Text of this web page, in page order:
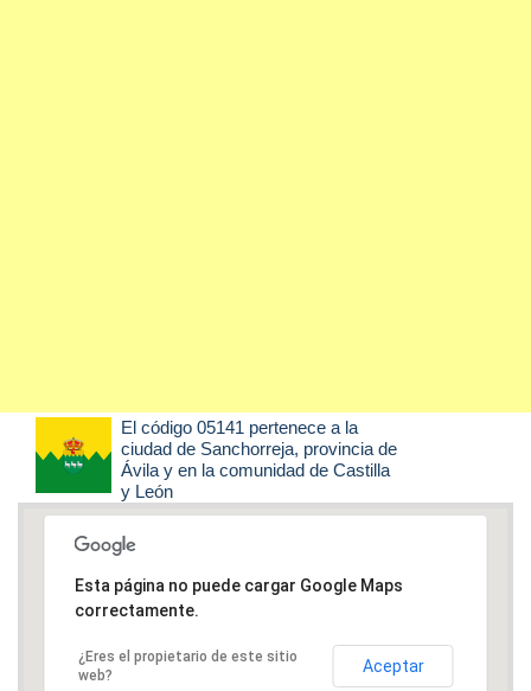
El código 05141 pertenece a la
ciudad de Sanchorreja, provincia de
Ávila y en la comunidad de Castilla
y León
Esta página no puede cargar Google Maps
correctamente.
¿Eres el propietario de este sitio
web?
Aceptar